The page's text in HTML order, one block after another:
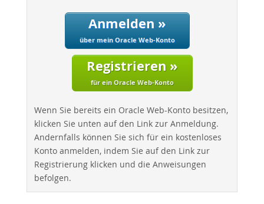
Dokumentation
Entwickler-Bereich
Anmelden »
über mein Oracle Web-Konto
Registrieren »
für ein Oracle Web-Konto
Wenn Sie bereits ein Oracle Web-Konto besitzen,
klicken Sie unten auf den Link zur Anmeldung.
Andernfalls können Sie sich für ein kostenloses
Konto anmelden, indem Sie auf den Link zur
Registrierung klicken und die Anweisungen
befolgen.